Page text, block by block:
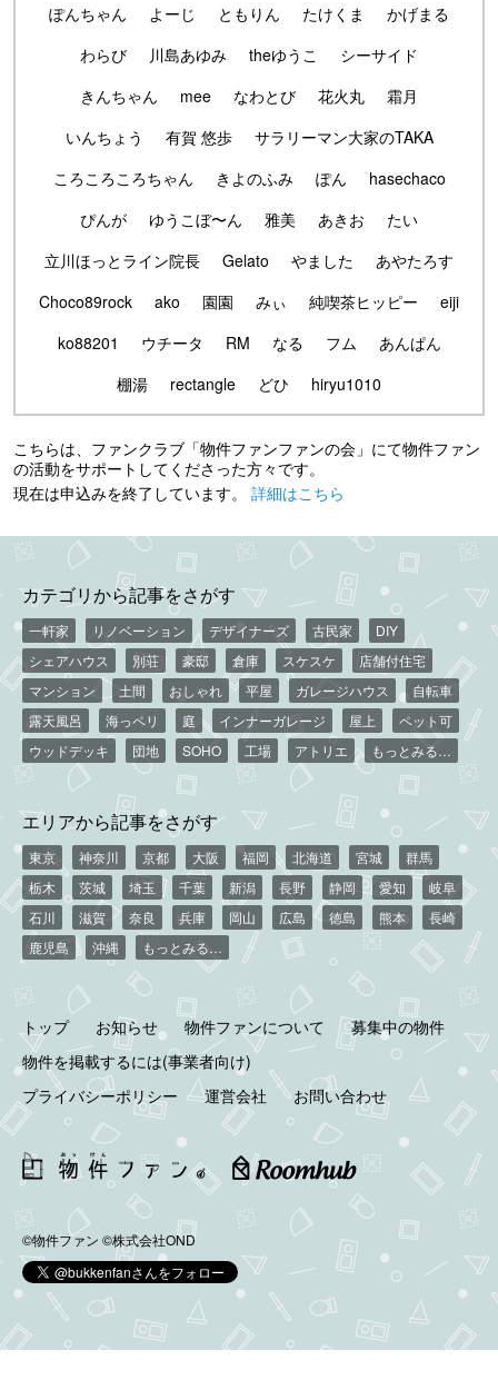
ぽんちゃん
よーじ ともりん たけくま
かげまる
わらび
川島あゆみ theゆうこ
シーサイド
きんちゃん
mee なわとび 花火丸
霜月
いんちょう
有賀 悠歩
サラリーマン大家のTAKA
ころころころちゃん
きよのふみ ぽん
hasechaco
ぴんが
ゆうこぼ〜ん 雅美 あきお
たい
立川ほっとライン院長
Gelato やました
あやたろす
Choco89rock
ako 園園 みぃ 純喫茶ヒッピー
eiji
ko88201
ウチータ RM なる フム
あんぱん
棚湯
rectangle どひ hiryu1010
こちらは、ファンクラブ「物件ファンファンの会」にて物件ファン
の活動をサポートしてくださった方々です。
現在は申込みを終了しています。 詳細はこちら
カテゴリから記事をさがす
一軒家 リノベーション デザイナーズ 古民家
DIY
シェアハウス
別荘 豪邸 倉庫 スケスケ
店舗付住宅
マンション
土間 おしゃれ 平屋 ガレージハウス
自転車
露天風呂
海っペリ 庭 インナーガレージ 屋上
ペット可
ウッドデッキ
団地 SOHO 工場 アトリエ もっとみる…
エリアから記事をさがす
東京 神奈川 京都 大阪 福岡 北海道 宮城
群馬
栃木
茨城 埼玉 千葉 新潟 長野 静岡 愛知
岐阜
石川
滋賀 奈良 兵庫 岡山 広島 徳島 熊本
長崎
鹿児島
沖縄 もっとみる…
トップ お知らせ 物件ファンについて
募集中の物件
物件を掲載するには(事業者向け)
プライバシーポリシー
運営会社 お問い合わせ
©物件ファン ©株式会社OND